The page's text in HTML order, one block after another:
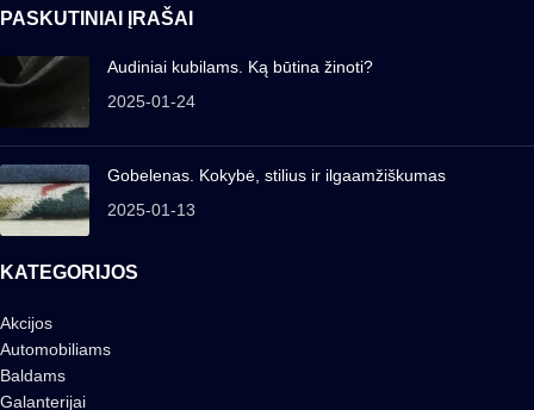
PASKUTINIAI ĮRAŠAI
Audiniai kubilams. Ką būtina žinoti?
2025-01-24
Gobelenas. Kokybė, stilius ir ilgaamžiškumas
2025-01-13
KATEGORIJOS
Akcijos
Automobiliams
Baldams
Galanterijai